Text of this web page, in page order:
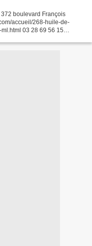
boulevard François
accueil/268-huile-de-
03 28 69 56 15